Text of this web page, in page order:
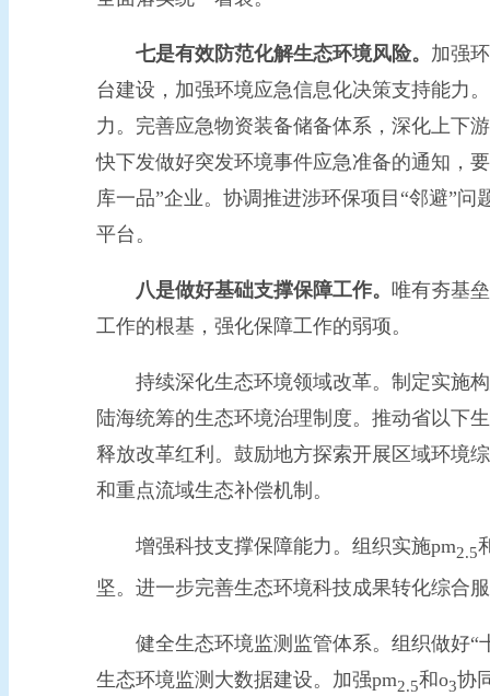
七是有效防范化解生态环境风险。 加强
台建设，加强环境应急信息化决策支持能力
力。完善应急物资装备储备体系，深化上下
快下发做好突发环境事件应急准备的通知，
库一品”企业。协调推进涉环保项目“邻避”
平台。
八是做好基础支撑保障工作。 唯有夯基
工作的根基，强化保障工作的弱项。
持续深化生态环境领域改革。制定实施构
陆海统筹的生态环境治理制度。推动省以下
释放改革红利。鼓励地方探索开展区域环境
和重点流域生态补偿机制。
增强科技支撑保障能力。组织实施pm2.5
坚。进一步完善生态环境科技成果转化综合
健全生态环境监测监管体系。组织做好“
生态环境监测大数据建设。加强pm2.5和o3协